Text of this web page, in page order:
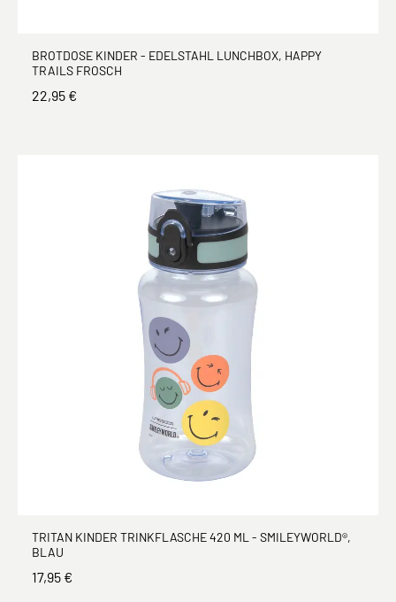
BROTDOSE KINDER - EDELSTAHL LUNCHBOX, HAPPY
TRAILS FROSCH
22,95 €
TRITAN KINDER TRINKFLASCHE 420 ML - SMILEYWORLD®,
BLAU
17,95 €